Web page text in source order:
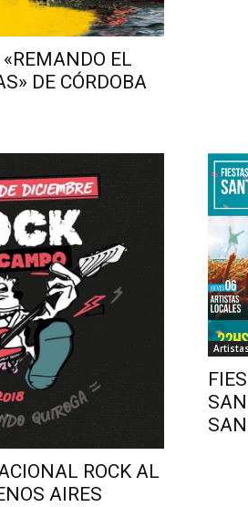
EL
DE CÓRDOBA
ROCK AL
AIRES
Artistas